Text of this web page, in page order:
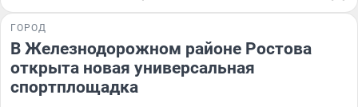
ГОРОД
В Железнодорожном районе Ростова
открыта новая универсальная
спортплощадка